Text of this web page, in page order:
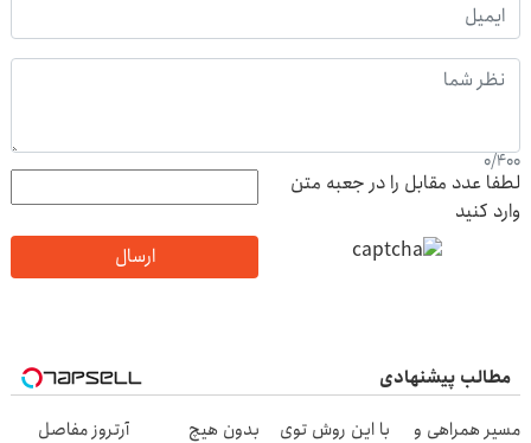
0/400
لطفا عدد مقابل را در جعبه متن
وارد کنید
ارسال
مطالب پیشنهادی
مسیر همراهی و
با این روش توی
بدون هیچ
آرتروز مفاصل